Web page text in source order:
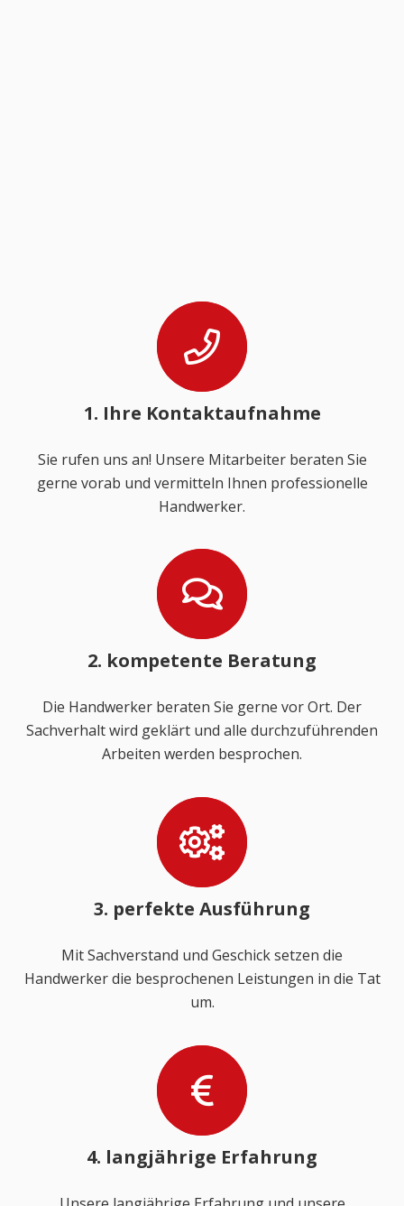
1. Ihre Kontaktaufnahme
Sie rufen uns an! Unsere Mitarbeiter beraten Sie
gerne vorab und vermitteln Ihnen professionelle
Handwerker.
2. kompetente Beratung
Die Handwerker beraten Sie gerne vor Ort. Der
Sachverhalt wird geklärt und alle durchzuführenden
Arbeiten werden besprochen.
3. perfekte Ausführung
Mit Sachverstand und Geschick setzen die
Handwerker die besprochenen Leistungen in die Tat
um.
4. langjährige Erfahrung